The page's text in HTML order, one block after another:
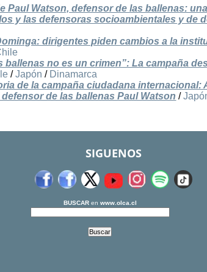
Paul Watson, defensor de las ballenas:
y las defensoras socioambientales y de
dirigentes piden cambios a la
ballenas no es un crimen”: La campaña
/Japón / Dinamarca
de la campaña ciudadana internacional:
de las ballenas Paul Watson /
SIGUENOS
BUSCARen www.olca.cl